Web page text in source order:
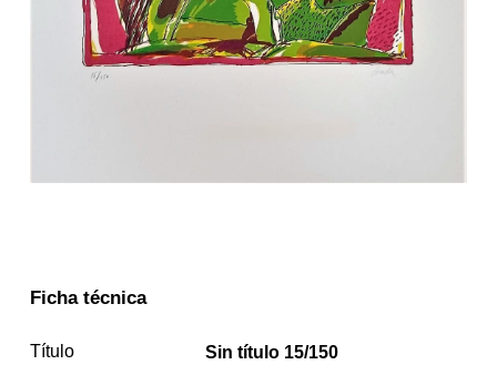
Ficha técnica
Título Sin título 15/150